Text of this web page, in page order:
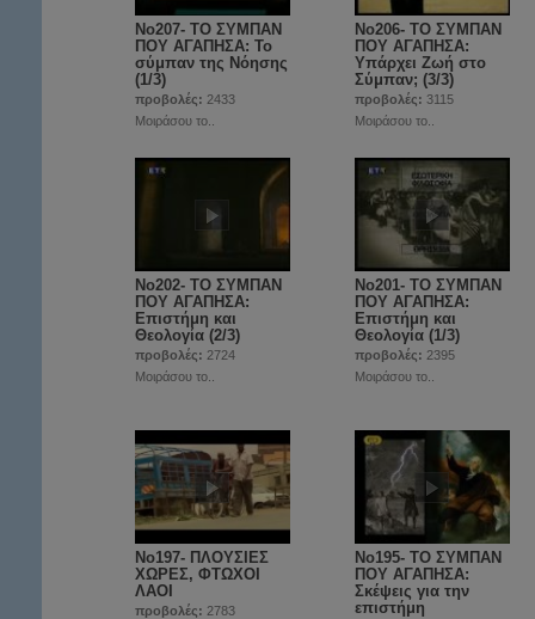
No207- ΤΟ ΣΥΜΠΑΝ
ΠΟΥ ΑΓΑΠΗΣΑ: Το
σύμπαν της Νόησης
(1/3)
προβολές: 2433
Μοιράσου το..
No206- ΤΟ ΣΥΜΠΑΝ
ΠΟΥ ΑΓΑΠΗΣΑ:
Υπάρχει Ζωή στο
Σύμπαν; (3/3)
προβολές: 3115
Μοιράσου το..
Νο202- ΤΟ ΣΥΜΠΑΝ
ΠΟΥ ΑΓΑΠΗΣΑ:
Επιστήμη και
Θεολογία (2/3)
προβολές: 2724
Μοιράσου το..
Νο201- ΤΟ ΣΥΜΠΑΝ
ΠΟΥ ΑΓΑΠΗΣΑ:
Επιστήμη και
Θεολογία (1/3)
προβολές: 2395
Μοιράσου το..
Νο197- ΠΛΟΥΣΙΕΣ
ΧΩΡΕΣ, ΦΤΩΧΟΙ
ΛΑΟΙ
προβολές: 2783
No195- ΤΟ ΣΥΜΠΑΝ
ΠΟΥ ΑΓΑΠΗΣΑ:
Σκέψεις για την
επιστήμη